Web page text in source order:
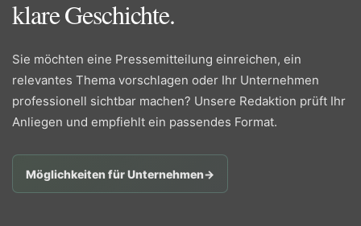
klare Geschichte.
Sie möchten eine Pressemitteilung einreichen, ein
relevantes Thema vorschlagen oder Ihr Unternehmen
professionell sichtbar machen? Unsere Redaktion prüft Ihr
Anliegen und empfiehlt ein passendes Format.
Möglichkeiten für Unternehmen→